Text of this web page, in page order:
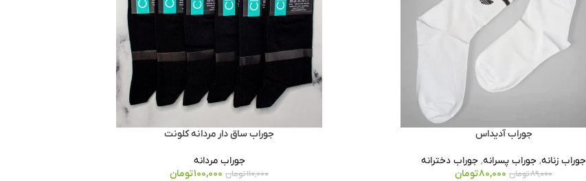
جوراب آدیداس
جوراب زنانه, جوراب پسرانه, جوراب دخترانه
89,000تومان 80,000تومان
جوراب ساق دار مردانه کلونت
جوراب مردانه
110,000تومان 100,000تومان